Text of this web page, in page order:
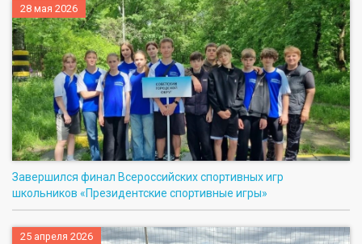
28 мая 2026
Завершился финал Всероссийских спортивных игр
школьников «Президентские спортивные игры»
25 апреля 2026